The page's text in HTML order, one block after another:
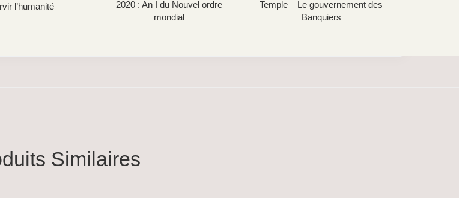
l’humanité
2020 : An I du Nouvel ordre
mondial
Temple – Le gouvernement des
Banquiers
Similaires